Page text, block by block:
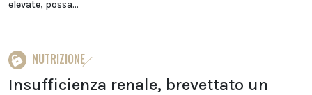
elevate, possa...
NUTRIZIONE
Insufficienza renale, brevettato un